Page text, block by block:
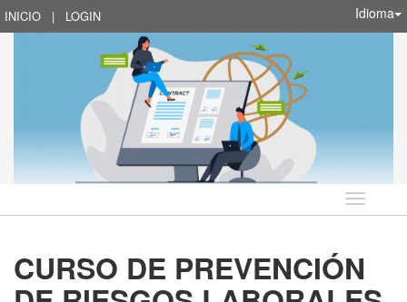
INICIO | LOGIN Idioma
Idioma
CURSO DE PREVENCIÓN